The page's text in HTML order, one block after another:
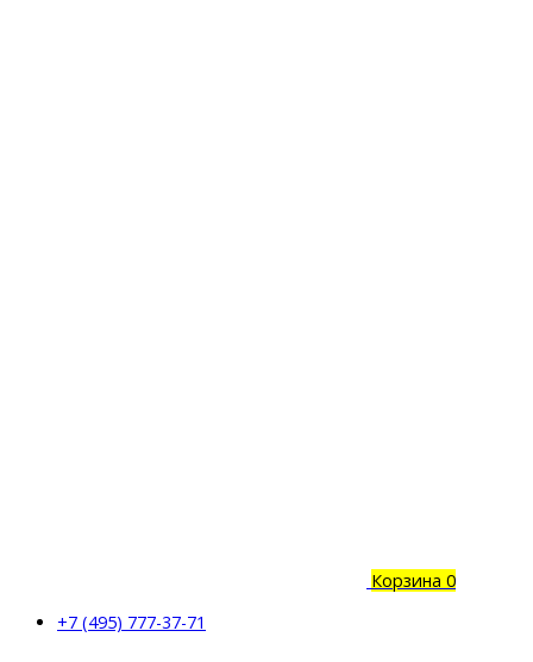
Корзина 0
+7 (495) 777-37-71